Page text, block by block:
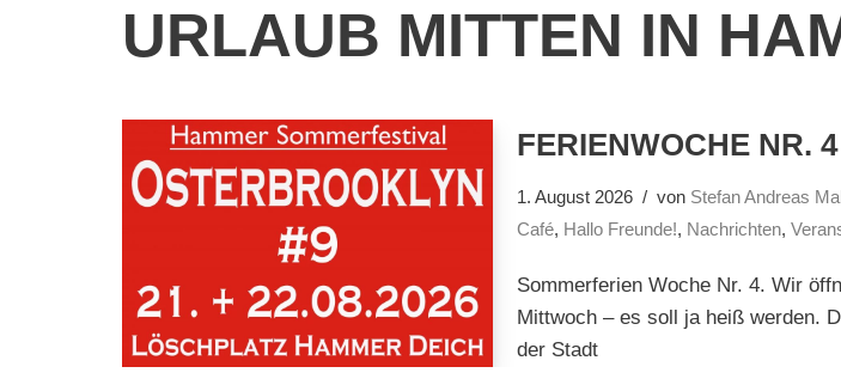
URLAUB MITTEN IN
FERIENWOCHE NR.
1. August 2026 von Stefan Andreas
Café, Hallo Freunde!, Nachrichten,
Sommerferien Woche Nr. 4. Wir
Mittwoch – es soll ja heiß werden.
der Stadt